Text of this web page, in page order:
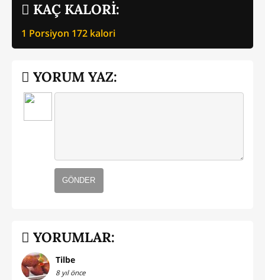
KAÇ KALORİ:
1 Porsiyon 172 kalori
YORUM YAZ:
GÖNDER
YORUMLAR:
Tilbe
8 yıl önce